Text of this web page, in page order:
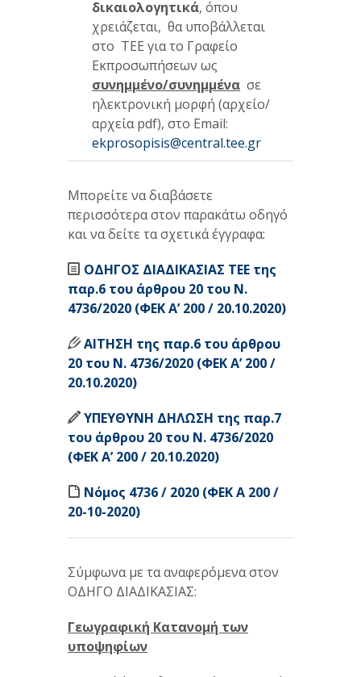
δικαιολογητικά, όπου
χρειάζεται, θα υποβάλλεται
στο TEE για το Γραφείο
Εκπροσωπήσεων ως
συνημμένο/συνημμένα σε
ηλεκτρονική μορφή (αρχείο/
αρχεία pdf), στο Email:
ekprosopisis@central.tee.gr
Μπορείτε να διαβάσετε
περισσότερα στον παρακάτω οδηγό
και να δείτε τα σχετικά έγγραφα:
ΟΔΗΓΟΣ ΔΙΑΔΙΚΑΣΙΑΣ ΤΕΕ της
παρ.6 του άρθρου 20 του Ν.
4736/2020 (ΦΕΚ Α’ 200 / 20.10.2020)
ΑΙΤΗΣΗ της παρ.6 του άρθρου
20 του Ν. 4736/2020 (ΦΕΚ Α’ 200 /
20.10.2020)
ΥΠΕΥΘΥΝΗ ΔΗΛΩΣΗ της παρ.7
του άρθρου 20 του Ν. 4736/2020
(ΦΕΚ Α’ 200 / 20.10.2020)
Νόμος 4736 / 2020 (ΦΕΚ Α 200 /
20-10-2020)
Σύμφωνα με τα αναφερόμενα στον
ΟΔΗΓΟ ΔΙΑΔΙΚΑΣΙΑΣ:
Γεωγραφική Κατανομή των
υποψηφίων